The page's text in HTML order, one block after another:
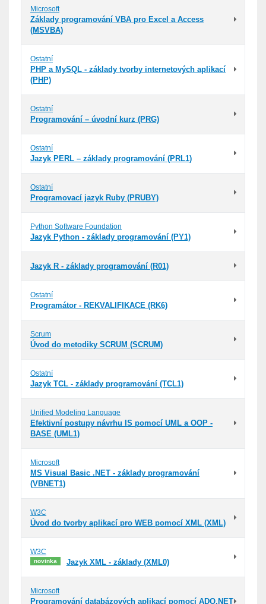
Microsoft
Základy programování VBA pro Excel a Access
(MSVBA)
Ostatní
PHP a MySQL - základy tvorby internetových aplikací
(PHP)
Ostatní
Programování – úvodní kurz (PRG)
Ostatní
Jazyk PERL – základy programování (PRL1)
Ostatní
Programovací jazyk Ruby (PRUBY)
Python Software Foundation
Jazyk Python - základy programování (PY1)
Jazyk R - základy programování (R01)
Ostatní
Programátor - REKVALIFIKACE (RK6)
Scrum
Úvod do metodiky SCRUM (SCRUM)
Ostatní
Jazyk TCL - základy programování (TCL1)
Unified Modeling Language
Efektivní postupy návrhu IS pomocí UML a OOP -
BASE (UML1)
Microsoft
MS Visual Basic .NET - základy programování
(VBNET1)
W3C
Úvod do tvorby aplikací pro WEB pomocí XML (XML)
W3C
novinka Jazyk XML - základy (XML0)
Microsoft
Programování databázových aplikací pomocí ADO.NET